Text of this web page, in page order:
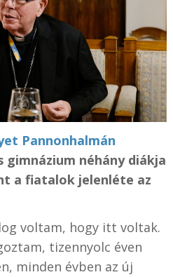
Pannonhalmán
gimnázium néhány diákja
a fiatalok jelenléte az
voltam, hogy itt voltak.
tizennyolc éven
minden évben az új